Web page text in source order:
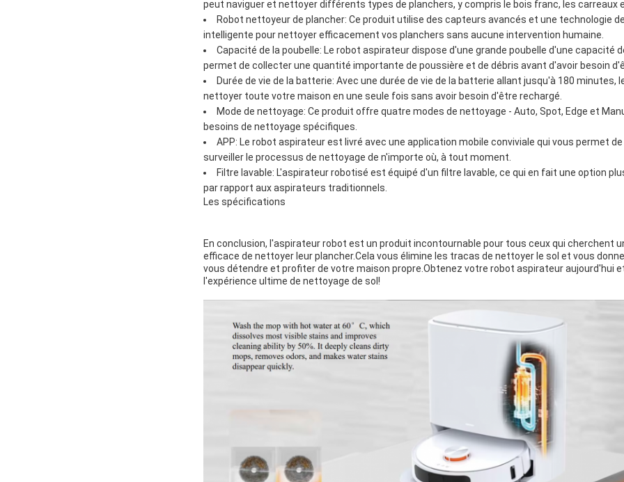
peut naviguer et nettoyer différents types de planchers, y compris le bois franc, les carreaux
Robot nettoyeur de plancher: Ce produit utilise des capteurs avancés et une technologie
intelligente pour nettoyer efficacement vos planchers sans aucune intervention humaine.
Capacité de la poubelle: Le robot aspirateur dispose d'une grande poubelle d'une capacité
permet de collecter une quantité importante de poussière et de débris avant d'avoir besoin
Durée de vie de la batterie: Avec une durée de vie de la batterie allant jusqu'à 180 minutes,
nettoyer toute votre maison en une seule fois sans avoir besoin d'être rechargé.
Mode de nettoyage: Ce produit offre quatre modes de nettoyage - Auto, Spot, Edge et
besoins de nettoyage spécifiques.
APP: Le robot aspirateur est livré avec une application mobile conviviale qui vous permet
surveiller le processus de nettoyage de n'importe où, à tout moment.
Filtre lavable: L'aspirateur robotisé est équipé d'un filtre lavable, ce qui en fait une option
par rapport aux aspirateurs traditionnels.
Les spécifications
En conclusion, l'aspirateur robot est un produit incontournable pour tous ceux qui cherchent
efficace de nettoyer leur plancher.Cela vous élimine les tracas de nettoyer le sol et vous
vous détendre et profiter de votre maison propre.Obtenez votre robot aspirateur aujourd'hui
l'expérience ultime de nettoyage de sol!